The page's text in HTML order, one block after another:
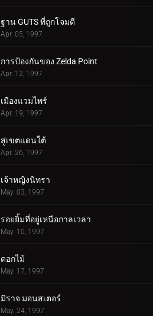
ฐาน GUTS ที่ถูกโจมตี
Apr. 05, 1997
การป้องกันของ Zelda Point
Apr. 12, 1997
เมืองแวมไพร์
Apr. 19, 1997
สู่เขตแดนใต้
Apr. 26, 1997
เจ้าหญิงนิทรา
May. 03, 1997
รอยยิ้มที่อยู่เหนือกาลเวลา
May. 10, 1997
ดอกไม้
May. 17, 1997
มิราจ มอนสเตอร์
May. 24, 1997